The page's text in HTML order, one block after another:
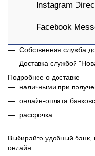
Instagram
Facebook
Собственная служба
Доставка службой
Подробнее о доставке
наличными при
онлайн-оплата
рассрочка.
Выбирайте удобный
онлайн: